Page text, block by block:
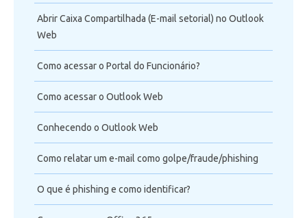
Abrir Caixa Compartilhada (E-mail setorial) no Outlook
Web
Como acessar o Portal do Funcionário?
Como acessar o Outlook Web
Conhecendo o Outlook Web
Como relatar um e-mail como golpe/fraude/phishing
O que é phishing e como identificar?